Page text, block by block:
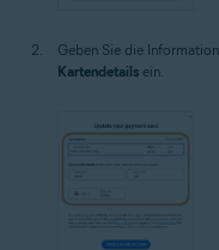
Geben Sie die
Kartendetails ein.